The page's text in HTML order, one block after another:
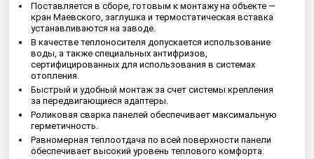
Поставляется в сборе, готовым к монтажу на объекте —
кран Маевского, заглушка и термостатическая вставка
устанавливаются на заводе.
В качестве теплоносителя допускается использование
воды, а также специальных антифризов,
сертифицированных для использования в системах
отопления.
Быстрый и удобный монтаж за счет системы крепления
за передвигающиеся адаптеры.
Роликовая сварка панелей обеспечивает максимальную
герметичность.
Равномерная теплоотдача по всей поверхности панели
обеспечивает высокий уровень теплового комфорта.